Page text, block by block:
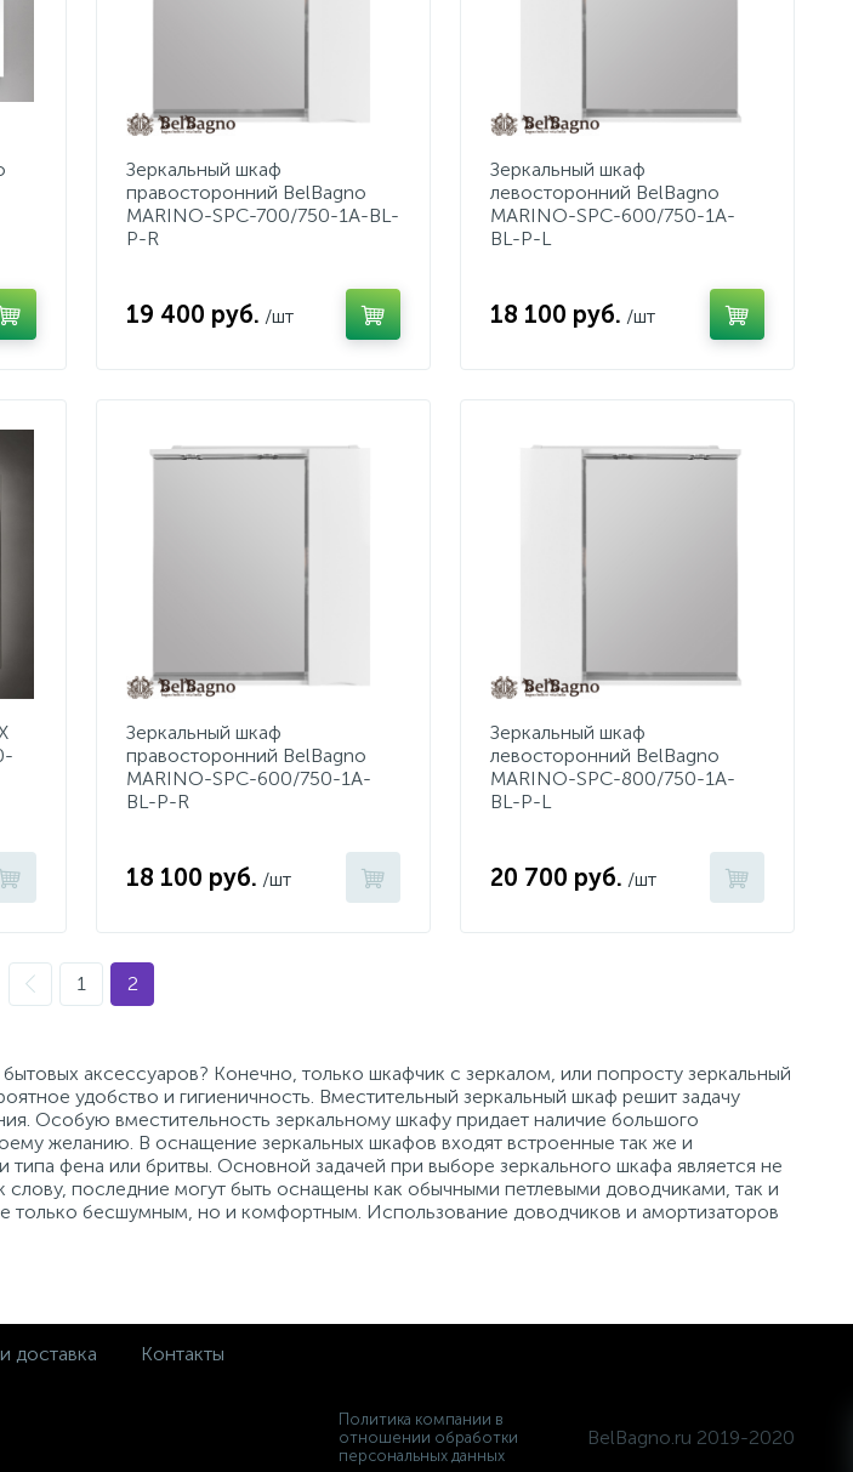
Зеркальный шкаф
правосторонний BelBagno
MARINO-SPC-700/750-1A-BL-
P-R
19 400 руб. /шт
Зеркальный шкаф
левосторонний BelBagno
MARINO-SPC-600/750-1A-
BL-P-L
18 100 руб. /шт
Зеркальный шкаф
правосторонний BelBagno
MARINO-SPC-600/750-1A-
BL-P-R
18 100 руб. /шт
Зеркальный шкаф
левосторонний BelBagno
MARINO-SPC-800/750-1A-
BL-P-L
20 700 руб. /шт
1 2
аксессуаров? Конечно, только шкафчик с зеркалом, или попросту зеркальный
удобство и гигиеничность. Вместительный зеркальный шкаф решит задачу
Особую вместительность зеркальному шкафу придает наличие большого
желанию. В оснащение зеркальных шкафов входят встроенные так же и
фена или бритвы. Основной задачей при выборе зеркального шкафа является не
последние могут быть оснащены как обычными петлевыми доводчиками, так и
бесшумным, но и комфортным. Использование доводчиков и амортизаторов
доставка Контакты
Политика компании в
отношении обработки
персональных данных
BelBagno.ru 2019-2020